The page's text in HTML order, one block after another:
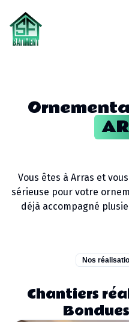
Vous êtes à Arras et
sérieuse pour votre
déjà accompagné
Nos
Chantiers